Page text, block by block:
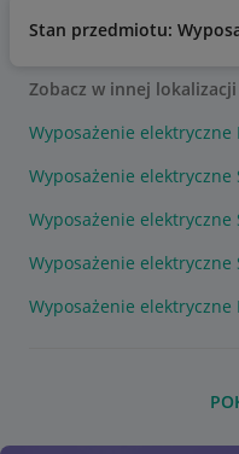
Stan przedmiotu:
Zobacz w innej lokalizacji
Wyposażenie elektryczne
Wyposażenie elektryczne
Wyposażenie elektryczne
Wyposażenie elektryczne
Wyposażenie elektryczne